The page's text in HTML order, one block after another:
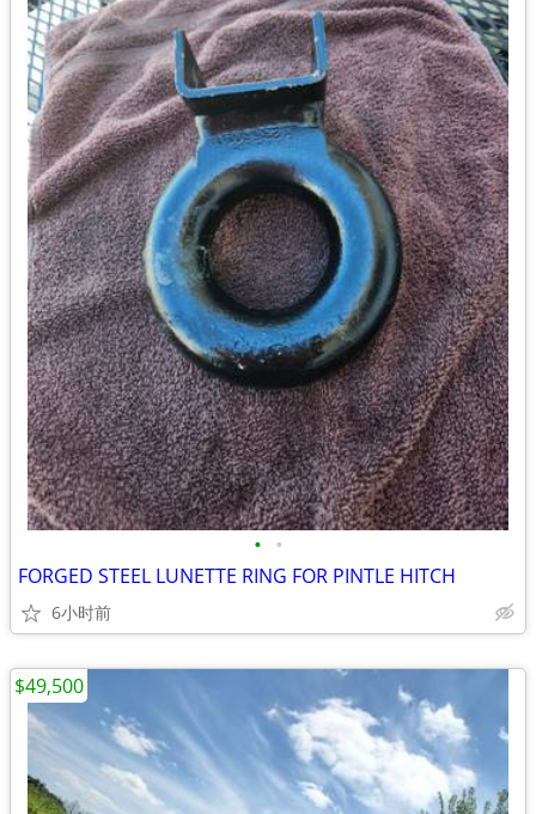
• •
FORGED STEEL LUNETTE RING FOR PINTLE HITCH
6小时前
$49,500